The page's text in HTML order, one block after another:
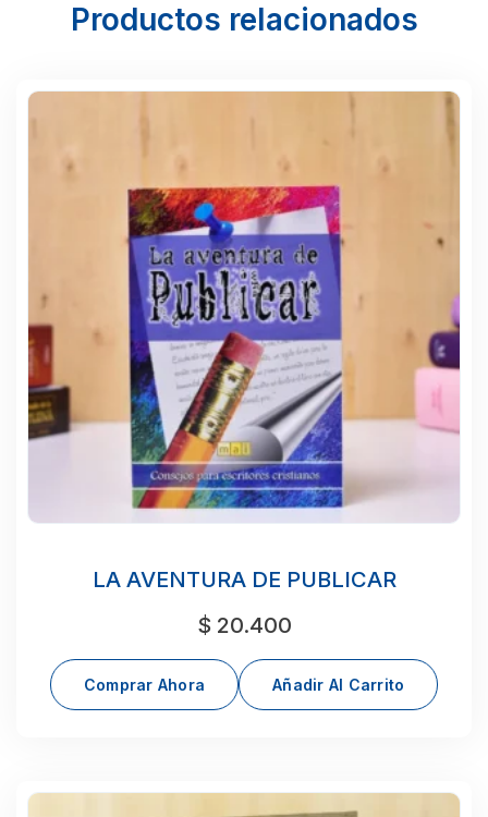
Productos relacionados
LA AVENTURA DE PUBLICAR
$ 20.400
Comprar Ahora Añadir Al Carrito